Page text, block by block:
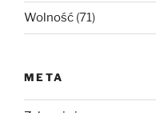
Wolność (71)
META